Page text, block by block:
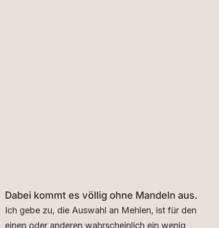
Dabei kommt es völlig ohne Mandeln aus.
Ich gebe zu, die Auswahl an Mehlen, ist für den
einen oder anderen wahrscheinlich ein wenig